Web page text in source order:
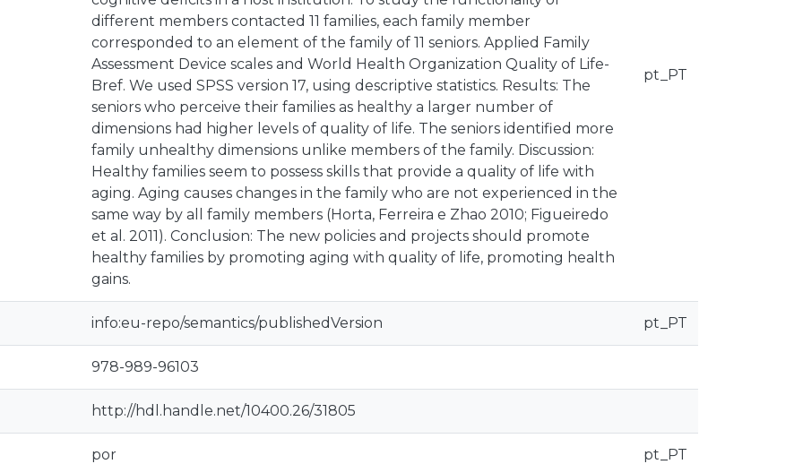
different members contacted 11 families, each family member
corresponded to an element of the family of 11 seniors. Applied Family
Assessment Device scales and World Health Organization Quality of Life-
Bref. We used SPSS version 17, using descriptive statistics. Results: The
seniors who perceive their families as healthy a larger number of
dimensions had higher levels of quality of life. The seniors identified more
family unhealthy dimensions unlike members of the family. Discussion:
Healthy families seem to possess skills that provide a quality of life with
aging. Aging causes changes in the family who are not experienced in the
same way by all family members (Horta, Ferreira e Zhao 2010; Figueiredo
et al. 2011). Conclusion: The new policies and projects should promote
healthy families by promoting aging with quality of life, promoting health
gains.
pt_PT
info:eu-repo/semantics/publishedVersion pt_PT
978-989-96103
http://hdl.handle.net/10400.26/31805
por pt_PT